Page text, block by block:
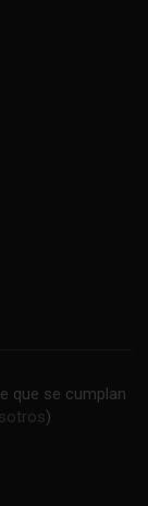
que se cumplan
)